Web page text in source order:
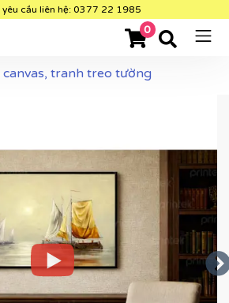
yêu cầu liên hệ: 0377 22 1985
0
canvas, tranh treo tường